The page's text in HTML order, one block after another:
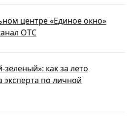
центре «Единое окно»
ОТС
как за лето
эксперта по личной